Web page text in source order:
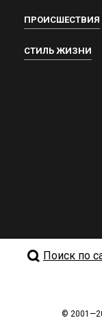
ПРОИСШЕСТВИЯ
СТИЛЬ ЖИЗНИ
Поиск по
©